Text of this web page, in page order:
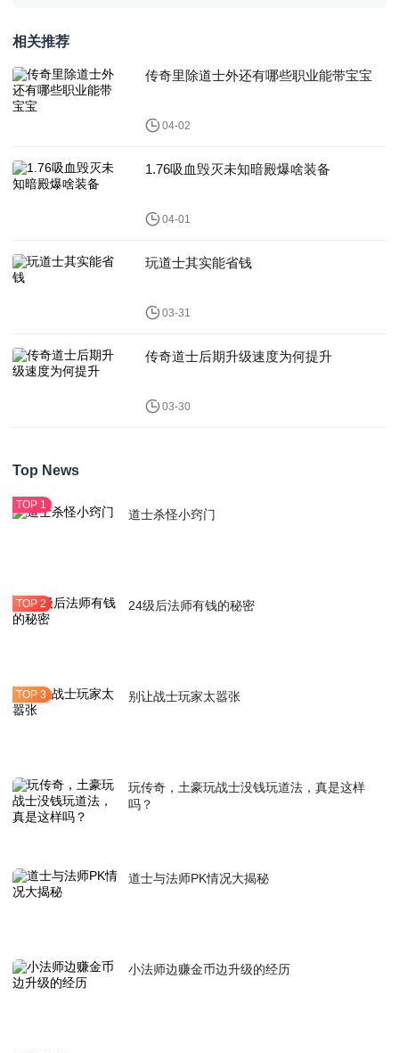
相关推荐
传奇里除道士外还有哪些职业能带宝宝
04-02
1.76吸血毁灭未知暗殿爆啥装备
04-01
玩道士其实能省钱
03-31
传奇道士后期升级速度为何提升
03-30
Top News
道士杀怪小窍门
24级后法师有钱的秘密
别让战士玩家太嚣张
玩传奇，土豪玩战士没钱玩道法，真是这样
吗？
道士与法师PK情况大揭秘
小法师边赚金币边升级的经历